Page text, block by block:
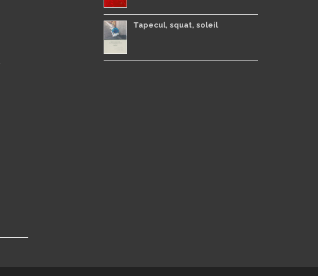
Tapecul, squat, soleil